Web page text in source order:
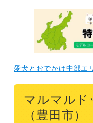
愛犬とおでかけ中部エ
マルマルド
（豊田市）